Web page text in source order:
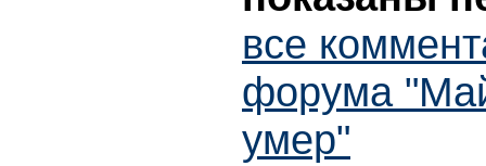
все
форума
умер"